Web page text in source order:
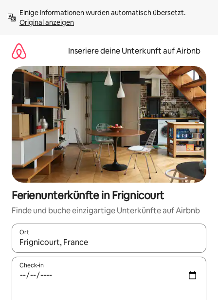
Inhalten
springenOriginal anzeigen
Inseriere deine Unterkunft auf Airbnb
Ferienunterkünfte in Frignicourt
Finde und buche einzigartige Unterkünfte auf Airbnb
Ort
Wenn Ergebnisse verfügbar sind, navigiere mit den
Check-in